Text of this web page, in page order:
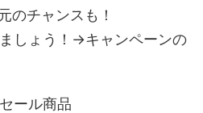
のチャンスも！
しょう！→キャンペーンの
ール商品